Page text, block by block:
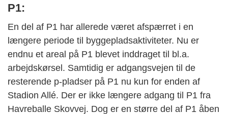
P1:
En del af P1 har allerede været afspærret i en
længere periode til byggepladsaktiviteter. Nu er
endnu et areal på P1 blevet inddraget til bl.a.
arbejdskørsel. Samtidig er adgangsvejen til de
resterende p-pladser på P1 nu kun for enden af
Stadion Allé. Der er ikke længere adgang til P1 fra
Havreballe Skovvej. Dog er en større del af P1 åben